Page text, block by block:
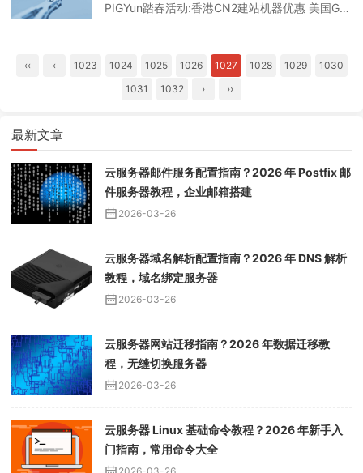
PIGYun踏春活动:香港CN2建站机器优惠 美国GIA/9929只从16元开始 韩国CN2只有14元！PIGYun好吗？PIGYun是一家中国企业，自2019年初以来一直在运营，已经稳定运营了近两年。PIGYun开展了“踏春”活动，韩国CN2低至14元。如有必要，请注意。点击进入：pigyun官方网站地址p...
‹‹ ‹ 1023 1024 1025 1026 1027 1028 1029
1030
1031
1032 › ››
最新文章
云服务器邮件服务配置指南？2026 年 Postfix 邮
件服务器教程，企业邮箱搭建
2026-03-26
云服务器域名解析配置指南？2026 年 DNS 解析
教程，域名绑定服务器
2026-03-26
云服务器网站迁移指南？2026 年数据迁移教
程，无缝切换服务器
2026-03-26
云服务器 Linux 基础命令教程？2026 年新手入
门指南，常用命令大全